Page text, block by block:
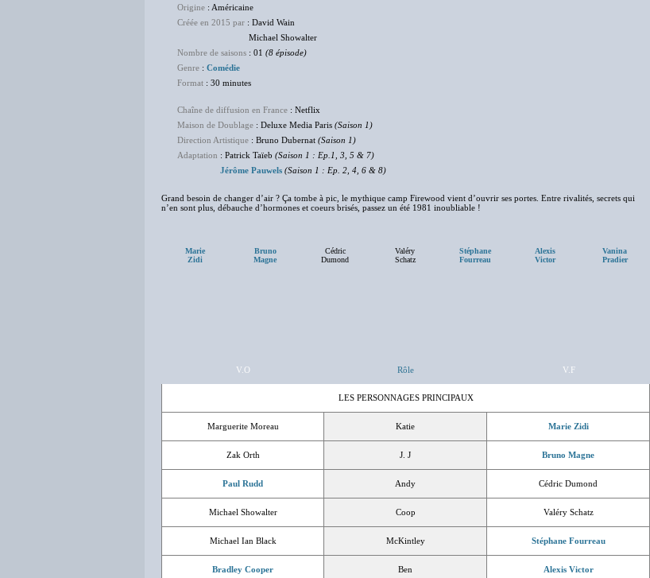
Origine : Américaine
Créée en 2015 par : David Wain
Michael Showalter
Nombre de saisons : 01 (8 épisode)
Genre : Comédie
Format : 30 minutes
Chaîne de diffusion en France : Netflix
Maison de Doublage : Deluxe Media Paris (Saison 1)
Direction Artistique : Bruno Dubernat (Saison 1)
Adaptation : Patrick Taïeb (Saison 1 : Ep.1, 3, 5 & 7)
Jérôme Pauwels (Saison 1 : Ep. 2, 4, 6 & 8)
Grand besoin de changer d’air ? Ça tombe à pic, le mythique camp Firewood vient d’ouvrir ses portes. Entre rivalités, secrets qui
n’en sont plus, débauche d’hormones et coeurs brisés, passez un été 1981 inoubliable !
Marie
Zidi
Bruno
Magne
Cédric
Dumond
Valéry
Schatz
Stéphane
Fourreau
Alexis
Victor
Vanina
Pradier
V.O Rôle V.F
LES PERSONNAGES PRINCIPAUX
Marguerite Moreau Katie Marie Zidi
Zak Orth J. J Bruno Magne
Paul Rudd Andy Cédric Dumond
Michael Showalter Coop Valéry Schatz
Michael Ian Black McKintley Stéphane Fourreau
Bradley Cooper Ben Alexis Victor